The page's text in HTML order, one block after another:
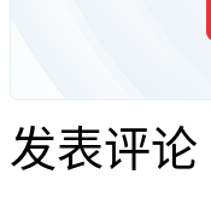
发表评论